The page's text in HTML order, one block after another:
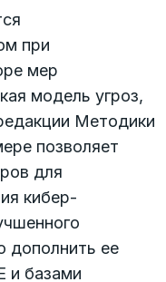
при
мер
модель угроз,
Методики
позволяет
для
кибер-
дополнить ее
и базами